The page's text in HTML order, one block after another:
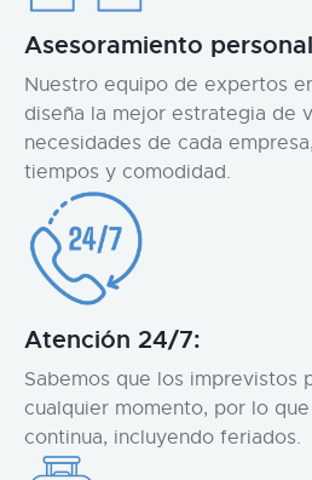
Asesoramiento
Nuestro equipo de expertos
diseña la mejor estrategia de
necesidades de cada
tiempos y comodidad.
Atención 24/7:
Sabemos que los imprevistos
cualquier momento, por lo
continua, incluyendo feriados.